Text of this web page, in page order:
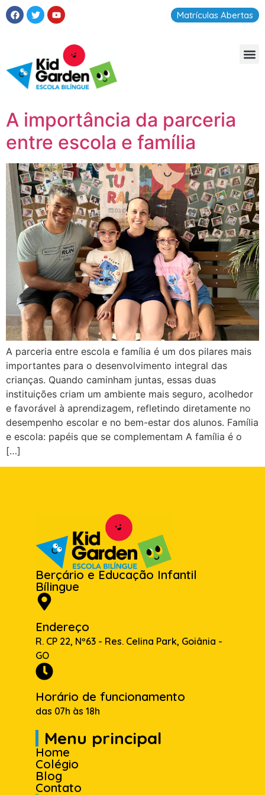
Matrículas Abertas
A importância da parceria
entre escola e família
A parceria entre escola e família é um dos pilares mais
importantes para o desenvolvimento integral das
crianças. Quando caminham juntas, essas duas
instituições criam um ambiente mais seguro, acolhedor
e favorável à aprendizagem, refletindo diretamente no
desempenho escolar e no bem-estar dos alunos. Família
e escola: papéis que se complementam A família é o
[…]
Berçário e Educação Infantil
Bílingue
Endereço
R. CP 22, Nº63 - Res. Celina Park, Goiânia -
GO
Horário de funcionamento
das 07h às 18h
Menu principal
Home
Colégio
Blog
Contato